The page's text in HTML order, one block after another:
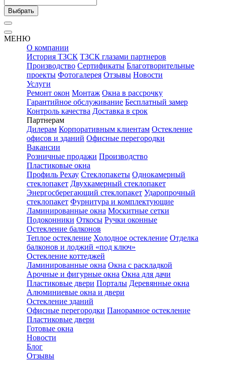
Выбрать
МЕНЮ
О компании
История ТЗСК ТЗСК глазами партнеров
Производство Сертификаты Благотворительные
проекты Фотогалерея Отзывы Новости
Услуги
Ремонт окон Монтаж Окна в рассрочку
Гарантийное обслуживание Бесплатный замер
Контроль качества Доставка в срок
Партнерам
Дилерам Корпоративным клиентам Остекление
офисов и зданий Офисные перегородки
Вакансии
Розничные продажи Производство
Пластиковые окна
Профиль Рехау Стеклопакеты Однокамерный
стеклопакет Двухкамерный стеклопакет
Энергосберегающий стеклопакет Ударопрочный
стеклопакет Фурнитура и комплектующие
Ламинированные окна Москитные сетки
Подоконники Откосы Ручки оконные
Остекление балконов
Теплое остекление Холодное остекление Отделка
балконов и лоджий «под ключ»
Остекление коттеджей
Ламинированные окна Окна с раскладкой
Арочные и фигурные окна Окна для дачи
Пластиковые двери Порталы Деревянные окна
Алюминиевые окна и двери
Остекление зданий
Офисные перегородки Панорамное остекление
Пластиковые двери
Готовые окна
Новости
Блог
Отзывы